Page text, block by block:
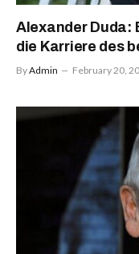
Alexander Duda:
die Karriere des
ByAdmin February 20,